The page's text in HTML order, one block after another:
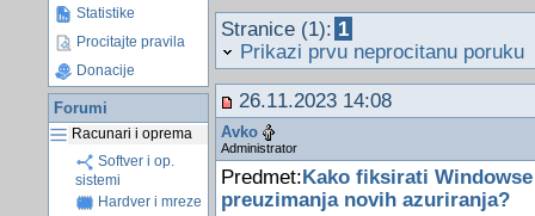
Statistike
Procitajte pravila
Donacije
Forumi
Racunari i oprema
Softver i op.
sistemi
Hardver i mreze
Stranice (1): 1
Prikazi prvu neprocitanu poruku
26.11.2023 14:08
Avko
Administrator
Predmet: Kako fiksirati
preuzimanja novih azuriranja?